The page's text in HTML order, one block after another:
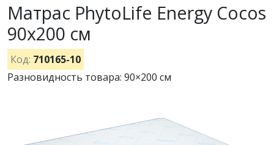
Матрас PhytoLife Energy Cocos
90x200 см
Код: 710165-10
Разновидность товара: 90×200 см